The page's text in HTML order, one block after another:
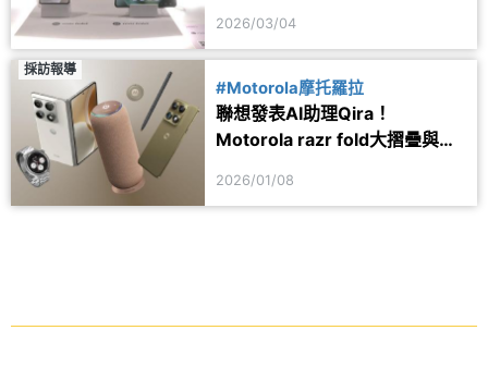
2026/03/04
採訪報導
#Motorola摩托羅拉
聯想發表AI助理Qira！
Motorola razr fold大摺疊與
2026/01/08